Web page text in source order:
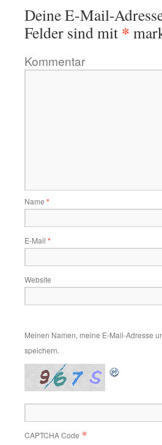
Deine E-Mail-
Felder sind mit *
Kommentar
Name *
E-Mail *
Website
Meinen Namen, meine E-Mail-Adresse
speichern.
CAPTCHA Code *